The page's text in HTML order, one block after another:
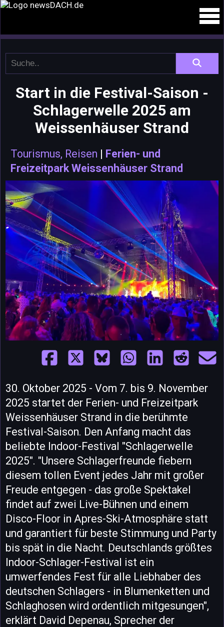
Start in die Festival-Saison -
Schlagerwelle 2025 am
Weissenhäuser Strand
Tourismus, Reisen | Ferien- und
Freizeitpark Weissenhäuser Strand
30. Oktober 2025 - Vom 7. bis 9. November
2025 startet der Ferien- und Freizeitpark
Weissenhäuser Strand in die berühmte
Festival-Saison. Den Anfang macht das
beliebte Indoor-Festival "Schlagerwelle
2025". "Unsere Schlagerfreunde fiebern
diesem tollen Event jedes Jahr mit großer
Freude entgegen - das große Spektakel
findet auf zwei Live-Bühnen und einem
Disco-Floor in Apres-Ski-Atmosphäre statt
und garantiert für beste Stimmung und Party
bis spät in die Nacht. Deutschlands größtes
Indoor-Schlager-Festival ist ein
umwerfendes Fest für alle Liebhaber des
deutschen Schlagers - in Blumenketten und
Schlaghosen wird ordentlich mitgesungen",
erklärt David Depenau, Sprecher der